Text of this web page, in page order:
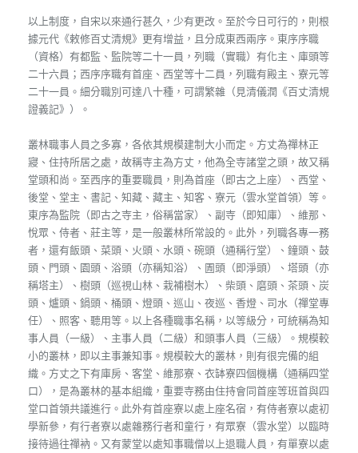
以上制度，自宋以來通行甚久，少有更改。至於今日可行的，則根
據元代《敕修百丈清規》更有增益，且分成東西兩序。東序序職
（資格）有都監、監院等二十一員，列職（實職）有化主、庫頭等
二十六員；西序序職有首座、西堂等十二員，列職有殿主、寮元等
二十一員。細分職別可達八十種，可謂繁雜（見清儀潤《百丈清規
證義記》）。
叢林職事人員之多寡，各依其規模建制大小而定。方丈為禪林正
寢、住持所居之處，故稱寺主為方丈，他為全寺諸堂之頭，故又稱
堂頭和尚。至西序的重要職員，則為首座（即古之上座）、西堂、
後堂、堂主、書記、知藏、藏主、知客、寮元（雲水堂首領）等。
東序為監院（即古之寺主，俗稱當家）、副寺（即知庫）、維那、
悅眾、侍者、莊主等，是一般叢林所常設的。此外，列職各專一務
者，還有飯頭、菜頭、火頭、水頭、碗頭（通稱行堂）、鐘頭、鼓
頭、門頭、園頭、浴頭（亦稱知浴）、圊頭（即淨頭）、塔頭（亦
稱塔主）、樹頭（巡視山林、栽補樹木）、柴頭、磨頭、茶頭、炭
頭、爐頭、鍋頭、桶頭、燈頭、巡山、夜巡、香燈、司水（禪堂專
任）、照客、聽用等。以上各種職事名稱，以等級分，可統稱為知
事人員（一級）、主事人員（二級）和頭事人員（三級）。規模較
小的叢林，即以主事兼知事。規模較大的叢林，則有很完備的組
織。方丈之下有庫房、客堂、維那寮、衣缽寮四個機構（通稱四堂
口），是為叢林的基本組織，重要寺務由住持會同首座等班首與四
堂口首領共議進行。此外有首座寮以處上座名宿，有侍者寮以處初
學新參，有行者寮以處雜務行者和童行，有眾寮（雲水堂）以臨時
接待過往禪衲。又有蒙堂以處知事職僧以上退職人員，有單寮以處